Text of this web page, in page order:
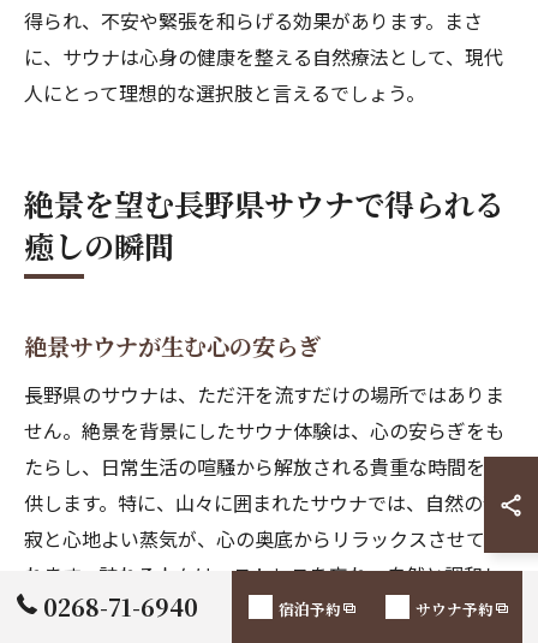
得られ、不安や緊張を和らげる効果があります。まさ
に、サウナは心身の健康を整える自然療法として、現代
人にとって理想的な選択肢と言えるでしょう。
絶景を望む長野県サウナで得られる
癒しの瞬間
絶景サウナが生む心の安らぎ
長野県のサウナは、ただ汗を流すだけの場所ではありま
せん。絶景を背景にしたサウナ体験は、心の安らぎをも
たらし、日常生活の喧騒から解放される貴重な時間を提
供します。特に、山々に囲まれたサウナでは、自然の静
寂と心地よい蒸気が、心の奥底からリラックスさせてく
れます。訪れる人々は、ストレスを忘れ、自然と調和し
た心の平穏を感じることができます。このような環境
0268-71-6940 宿泊予約 サウナ予約